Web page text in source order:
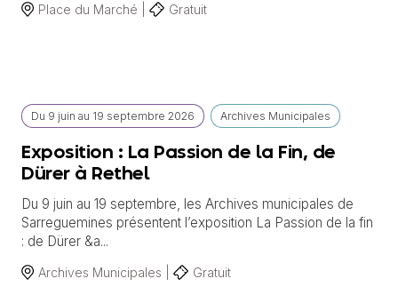
Place du Marché | Gratuit
Du 9 juin au 19 septembre 2026 Archives Municipales
Exposition : La Passion de la Fin, de
Dürer à Rethel
Du 9 juin au 19 septembre, les Archives municipales de
Sarreguemines présentent l’exposition La Passion de la fin
: de Dürer &a...
Archives Municipales | Gratuit